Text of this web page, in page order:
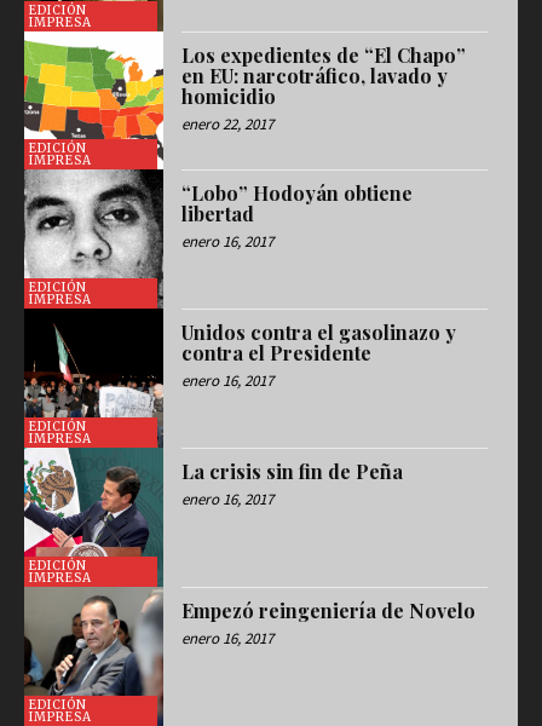
EDICIÓN
IMPRESA
EDICIÓN
IMPRESA
Los expedientes de “El Chapo”
en EU: narcotráfico, lavado y
homicidio
enero 22, 2017
EDICIÓN
IMPRESA
“Lobo” Hodoyán obtiene
libertad
enero 16, 2017
EDICIÓN
IMPRESA
Unidos contra el gasolinazo y
contra el Presidente
enero 16, 2017
EDICIÓN
IMPRESA
La crisis sin fin de Peña
enero 16, 2017
EDICIÓN
IMPRESA
Empezó reingeniería de Novelo
enero 16, 2017